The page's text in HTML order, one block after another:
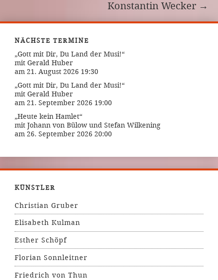
Konstantin Wecker →
NÄCHSTE TERMINE
„Gott mit Dir, Du Land der Musi!“
mit Gerald Huber
am 21. August 2026 19:30
„Gott mit Dir, Du Land der Musi!“
mit Gerald Huber
am 21. September 2026 19:00
„Heute kein Hamlet“
mit Johann von Bülow und Stefan Wilkening
am 26. September 2026 20:00
KÜNSTLER
Christian Gruber
Elisabeth Kulman
Esther Schöpf
Florian Sonnleitner
Friedrich von Thun